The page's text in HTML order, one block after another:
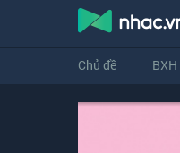
Chủ đề BXH